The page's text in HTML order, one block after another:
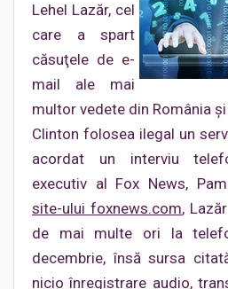
Lehel Lazăr, cel
care a spart
căsuţele de e-
mail ale mai
multor vedete din România
Clinton folosea ilegal un
acordat un interviu
executiv al Fox News,
site-ului foxnews.com,
de mai multe ori la
decembrie, însă sursa
nicio înregistrare audio,